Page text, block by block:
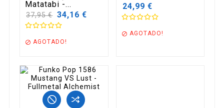
Matatabi -...
Precio
base
37,95 € 34,16 €
 AGOTADO!
24,99 €
 AGOTADO!